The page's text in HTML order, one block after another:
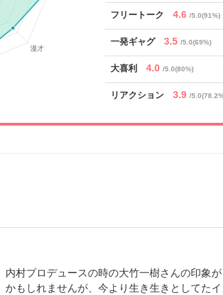
フリートーク 4.6 /5.0(91%)
一発ギャグ 3.5 /5.0(69%)
大喜利 4.0 /5.0(80%)
リアクション 3.9 /
内村プロデュースの時の大竹一樹さんの印象
かもしれませんが、今より生き生きとしてた